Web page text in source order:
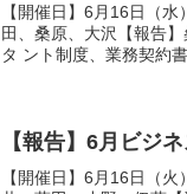
【開催日】6月16日（
田、桑原、大沢【報告
タ ント制度、業務契約
【報告】6月ビジ
【開催日】6月16日（